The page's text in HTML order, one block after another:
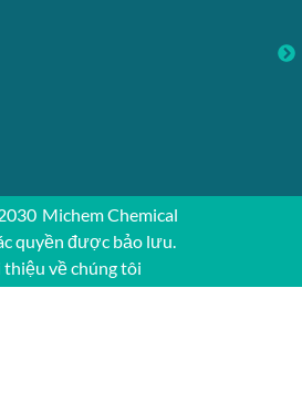
Michem Chemical
quyền được bảo lưu.
về chúng tôi